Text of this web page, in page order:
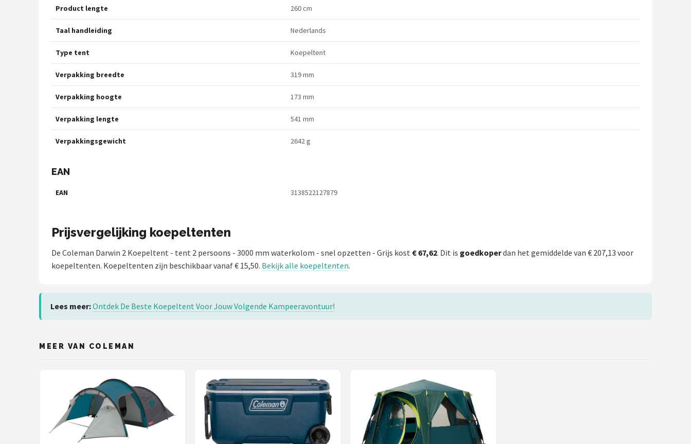
Product lengte 260 cm
Taal handleiding Nederlands
Type tent Koepeltent
Verpakking breedte 319 mm
Verpakking hoogte 173 mm
Verpakking lengte 541 mm
Verpakkingsgewicht 2642 g
EAN
EAN 3138522127879
Prijsvergelijking koepeltenten
De Coleman Darwin 2 Koepeltent - tent 2 persoons - 3000 mm waterkolom - snel opzetten - Grijs kost € 67,62. Dit is goedkoperdan het gemiddelde van € 207,13 voor
koepeltenten. Koepeltenten zijn beschikbaar vanaf € 15,50. Bekijk alle koepeltenten.
Lees meer:Ontdek De Beste Koepeltent Voor Jouw Volgende Kampeeravontuur!
MEER VAN COLEMAN